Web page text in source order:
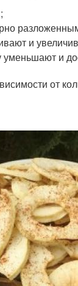
и
уменьшают и
от